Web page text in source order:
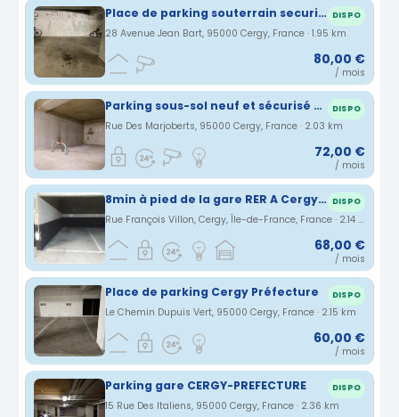
Place de parking souterrain securisee - Cergy Port - 80 EUR/mois DISPO
28 Avenue Jean Bart, 95000 Cergy, France · 1.95 km
80,00 €
/ mois
Parking sous-sol neuf et sécurisé - Cergy Prefecture DISPO
Rue Des Marjoberts, 95000 Cergy, France · 2.03 km
72,00 €
/ mois
8min à pied de la gare RER A Cergy-Préfecture DISPO
Rue François Villon, Cergy, Île-de-France, France · 2.14 km
68,00 €
/ mois
Place de parking Cergy Préfecture DISPO
Le Chemin Dupuis Vert, 95000 Cergy, France · 2.15 km
60,00 €
/ mois
Parking gare CERGY-PREFECTURE DISPO
15 Rue Des Italiens, 95000 Cergy, France · 2.36 km